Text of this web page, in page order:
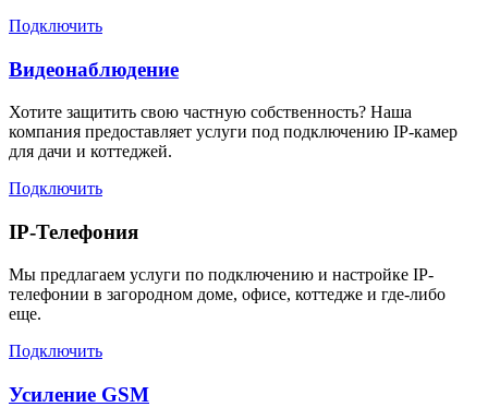
Подключить
Видеонаблюдение
Хотите защитить свою частную собственность? Наша
компания предоставляет услуги под подключению IP-камер
для дачи и коттеджей.
Подключить
IP-Телефония
Мы предлагаем услуги по подключению и настройке IP-
телефонии в загородном доме, офисе, коттедже и где-либо
еще.
Подключить
Усиление GSM